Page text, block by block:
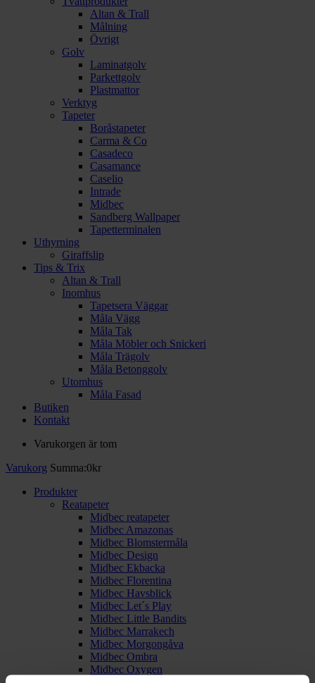
Altan & Trall
Målning
Övrigt
Golv
Laminatgolv
Parkettgolv
Plastmattor
Verktyg
Tapeter
Boråstapeter
Carma & Co
Casadeco
Casamance
Caselio
Intrade
Midbec
Sandberg Wallpaper
Tapetterminalen
Uthyrning
Giraffslip
Tips & Trix
Altan & Trall
Inomhus
Tapetsera Väggar
Måla Vägg
Måla Tak
Måla Möbler och Snickeri
Måla Trägolv
Måla Betonggolv
Utomhus
Måla Fasad
Butiken
Kontakt
Varukorgen är tom
Varukorg Summa:0kr
Produkter
Reatapeter
Midbec reatapeter
Midbec Amazonas
Midbec Blomstermåla
Midbec Design
Midbec Ekbacka
Midbec Florentina
Midbec Havsblick
Midbec Let´s Play
Midbec Little Bandits
Midbec Marrakech
Midbec Morgongåva
Midbec Ombra
Midbec Oxygen